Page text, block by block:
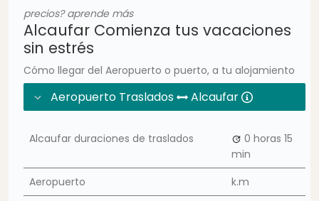
precios? aprende más
Alcaufar Comienza tus vacaciones
sin estrés
Cómo llegar del Aeropuerto o puerto, a tu alojamiento
Aeropuerto Traslados Alcaufar
Alcaufar duraciones de traslados 0 horas 15
min
Aeropuerto
k.m